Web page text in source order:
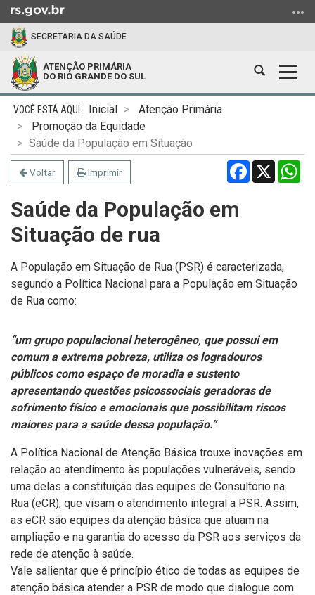
para
conteúdo
para
menu
para
SECRETARIA DA SAÚDE
ATENÇÃO PRIMÁRIA
DO RIO GRANDE DO SUL
Abrir
Início
conteúdo
Inicial
Atenção Primária
Promoção da Equidade
Saúde da População em Situação
Voltar Imprimir Facebook
X
Saúde da População em
Situação de rua
A População em Situação de Rua (PSR) é caracterizada,
segundo a Política Nacional para a População em Situação
de Rua como:
“um grupo populacional heterogêneo, que possui em
comum a extrema pobreza, utiliza os logradouros
públicos como espaço de moradia e sustento
apresentando questões psicossociais geradoras de
sofrimento físico e emocionais que possibilitam riscos
maiores para a saúde dessa população.”
A Política Nacional de Atenção Básica trouxe inovações em
relação ao atendimento às populações vulneráveis, sendo
uma delas a constituição das equipes de Consultório na
Rua (eCR), que visam o atendimento integral a PSR. Assim,
as eCR são equipes da atenção básica que atuam na
ampliação e na garantia do acesso da PSR aos serviços da
rede de atenção à saúde.
Vale salientar que é princípio ético de todas as equipes de
atenção básica atender a PSR de modo que dialogue com